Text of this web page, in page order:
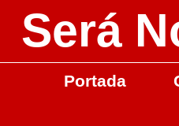
Será
Portada